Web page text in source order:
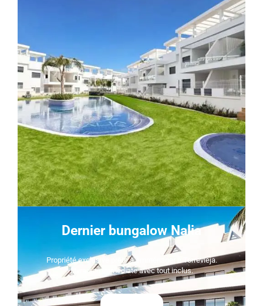
Dernier bungalow Nalia
Propriété exclusive prête à emménager à Torrevieja.
Livraison immédiate avec tout inclus.